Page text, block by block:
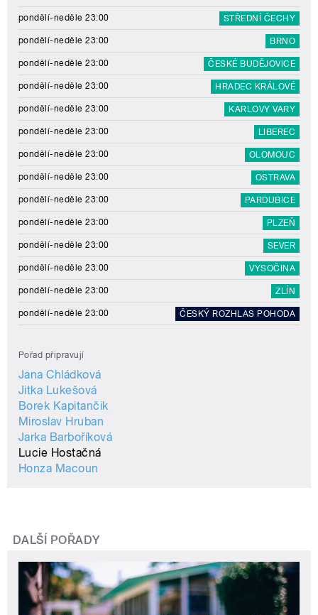
pondělí-neděle 23:00 STŘEDNÍ ČECHY
pondělí-neděle 23:00 BRNO
pondělí-neděle 23:00 ČESKÉ BUDĚJOVICE
pondělí-neděle 23:00 HRADEC KRÁLOVÉ
pondělí-neděle 23:00 KARLOVY VARY
pondělí-neděle 23:00 LIBEREC
pondělí-neděle 23:00 OLOMOUC
pondělí-neděle 23:00 OSTRAVA
pondělí-neděle 23:00 PARDUBICE
pondělí-neděle 23:00 PLZEŇ
pondělí-neděle 23:00 SEVER
pondělí-neděle 23:00 VYSOČINA
pondělí-neděle 23:00 ZLÍN
pondělí-neděle 23:00 ČESKÝ ROZHLAS POHODA
Pořad připravují
Jana Chládková
Jitka Lukešová
Borek Kapitančik
Miroslav Hruban
Jarka Barboříková
Lucie Hostačná
Honza Macoun
DALŠÍ POŘADY